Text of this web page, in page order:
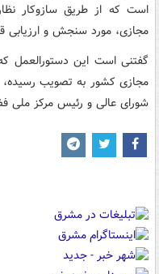
است که از طریق سازوکار
مجازی، مورد سنجش و ارزیابی
گفتنی است این دستورالعمل
مجازی کشور به تصویب رسیده،
شورای عالی و رئیس مرکز ملی